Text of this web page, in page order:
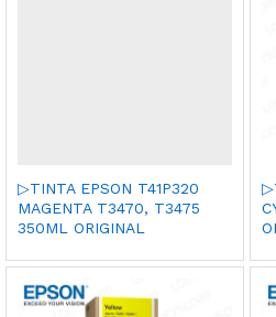
▷TINTA EPSON T41P320
MAGENTA T3470, T3475
350ML ORIGINAL